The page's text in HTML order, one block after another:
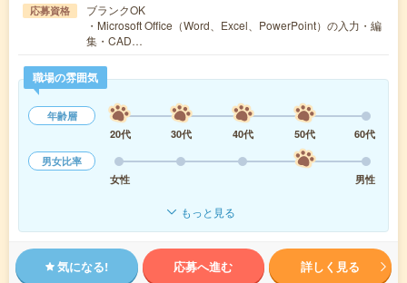
応募資格
ブランクOK
・Microsoft Office（Word、Excel、PowerPoint）の入力・編
集・CAD…
職場の雰囲気
年齢層
20代
30代 40代 50代
60代
男女比率
女性
男性
もっと見る
気になる! 応募へ進む 詳しく見る